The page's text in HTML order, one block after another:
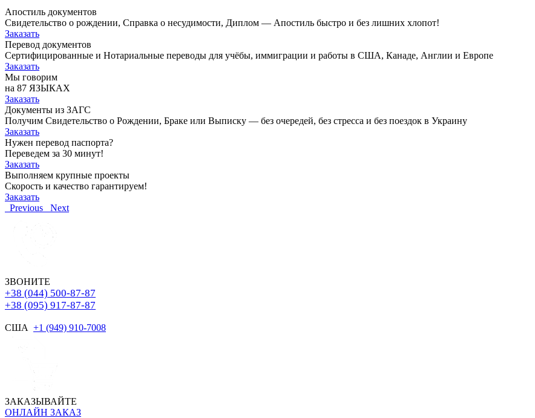
Апостиль документов
Свидетельство о рождении, Справка о несудимости, Диплом — Апостиль быстро и без лишних хлопот!
Заказать
Перевод документов
Сертифицированные и Нотариальные переводы для учёбы, иммиграции и работы в США, Канаде, Англии и Европе
Заказать
Мы говорим
на 87 ЯЗЫКАХ
Заказать
Документы из ЗАГС
Получим Свидетельство о Рождении, Браке или Выписку — без очередей, без стресса и без поездок в Украину
Заказать
Нужен перевод паспорта?
Переведем за 30 минут!
Заказать
Выполняем крупные проекты
Скорость и качество гарантируем!
Заказать
Previous
Next
ЗВОНИТЕ
+38 (044) 500-87-87
+38 (095) 917-87-87
США +1 (949) 910-7008
ЗАКАЗЫВАЙТЕ
ОНЛАЙН ЗАКАЗ